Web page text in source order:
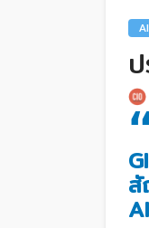
AI
สั